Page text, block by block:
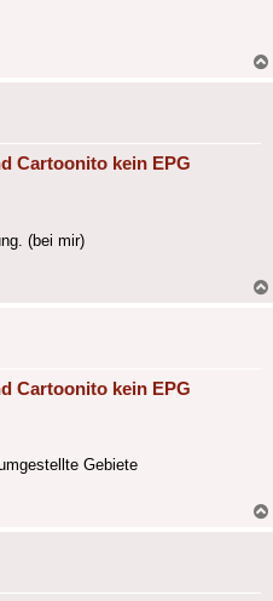
Cartoonito kein EPG
(bei mir)
Cartoonito kein EPG
Gebiete